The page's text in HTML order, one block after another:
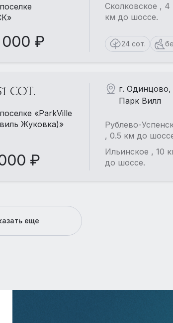
описании
₽
Сколковское ,
км до шоссе.
24 сот.
СОТ.
«ParkVille
Жуковка)»
₽
г.
Парк Вилл
Рублево-
, 0.5 км до
Ильинское , 10
до шоссе.
еще